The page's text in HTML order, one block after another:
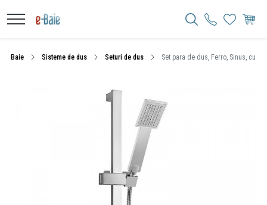
Baie Sisteme de dus Seturi de dus Set para de dus, Ferro, Sinus, cu